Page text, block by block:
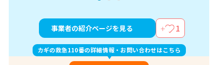
事業者の紹介ページを見る 1
カギの救急110番の詳細情報・お問い合わせはこちら